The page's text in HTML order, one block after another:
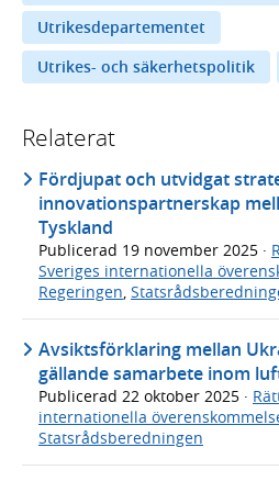
Utrikesdepartementet
Utrikes- och säkerhetspolitik
Relaterat
Fördjupat och utvidgat
innovationspartnerskap
Tyskland
Publicerad 19 november 2025 ·
Sveriges internationella
Regeringen,
Avsiktsförklaring mellan
gällande samarbete inom
Publicerad 22 oktober 2025 ·
internationella
Statsrådsberedningen